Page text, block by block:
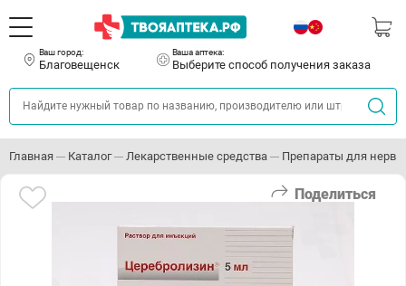
Ваш город:
Благовещенск
Ваша аптека:
Выберите способ получения заказа
Главная Каталог Лекарственные средства Препараты для
Поделиться